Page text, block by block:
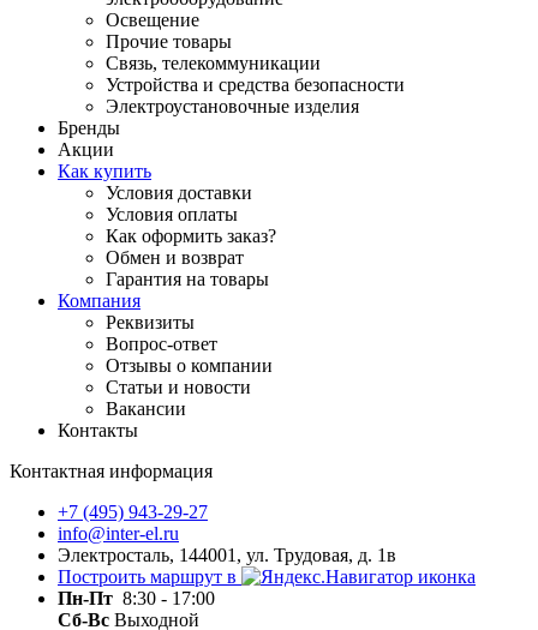
Освещение
Прочие товары
Связь, телекоммуникации
Устройства и средства безопасности
Электроустановочные изделия
Бренды
Акции
Как купить
Условия доставки
Условия оплаты
Как оформить заказ?
Обмен и возврат
Гарантия на товары
Компания
Реквизиты
Вопрос-ответ
Отзывы о компании
Статьи и новости
Вакансии
Контакты
Контактная информация
+7 (495) 943-29-27
info@inter-el.ru
Электросталь, 144001, ул. Трудовая, д. 1в
Построить маршрут в
Пн-Пт 8:30 - 17:00
Сб-Вс Выходной